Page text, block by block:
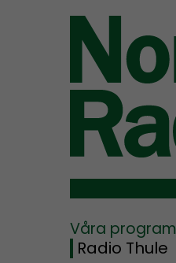
Våra program
Radio Thule